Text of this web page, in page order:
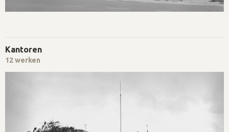
Kantoren
12 werken